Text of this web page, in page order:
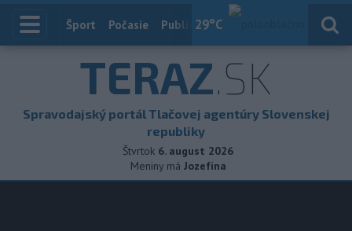
29°C
Index
Šport Počasie Publicistika
TERAZ.SK
Spravodajský portál Tlačovej agentúry Slovenskej
republiky
Štvrtok 6. august 2026
Meniny má Jozefína